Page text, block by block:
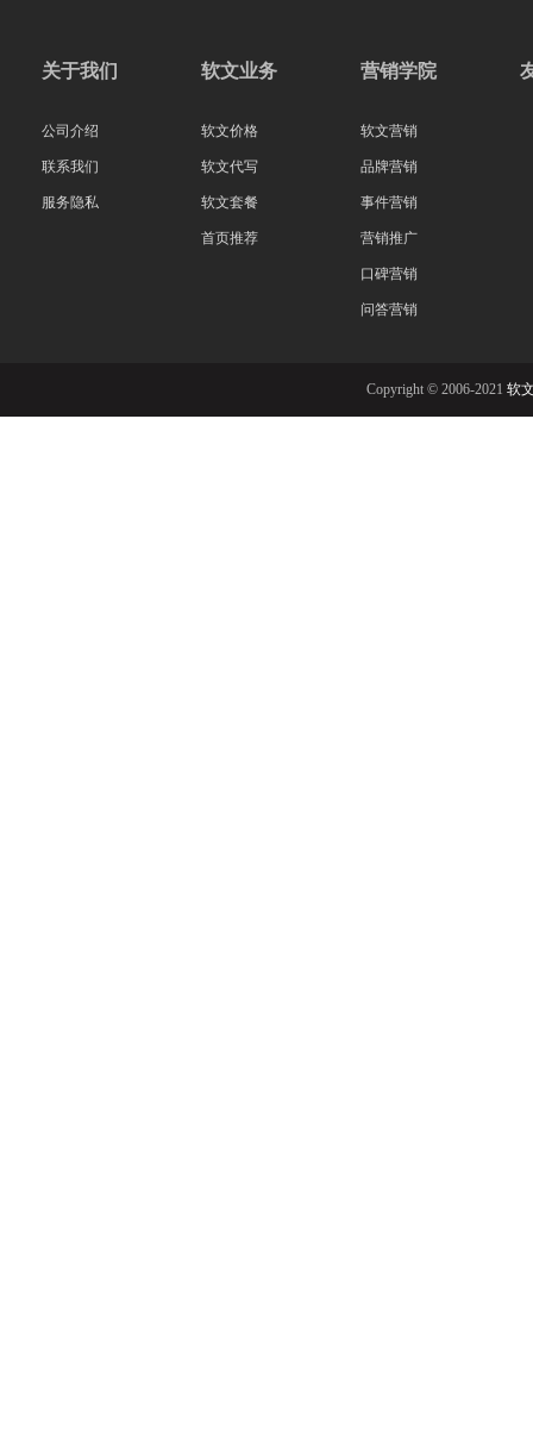
关于我们
公司介绍
联系我们
服务隐私
软文业务
软文价格
软文代写
软文套餐
首页推荐
营销学院
软文营销
品牌营销
事件营销
营销推广
口碑营销
问答营销
Copyright © 2006-2021 软